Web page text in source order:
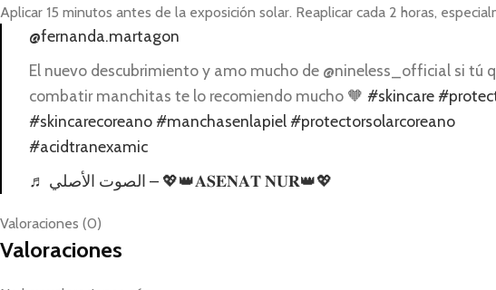
Aplicar 15 minutos antes de la exposición solar. Reaplicar cada 2 horas,
@fernanda.martagon
El nuevo descubrimiento y amo mucho de @nineless_official si tú
combatir manchitas te lo recomiendo mucho 🧡 #skincare
#skincarecoreano #manchasenlapiel #protectorsolarcoreano
#acidtranexamic
♬ الصوت الأصلي – 💖👑𝐀𝐒𝐄𝐍𝐀𝐓 𝐍𝐔𝐑👑💖
Valoraciones (0)
Valoraciones